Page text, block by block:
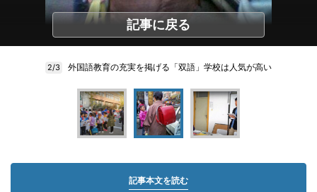
記事に戻る
2/3 外国語教育の充実を掲げる「双語」学校は人気が高い
記事本文を読む